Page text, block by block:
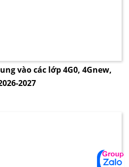
vào các lớp 4G0, 4Gnew,
2027